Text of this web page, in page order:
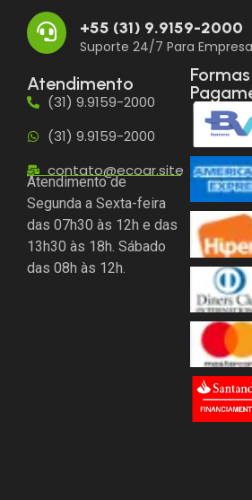
+55 (31) 9.9159-2000
Suporte 24/7 Para
Atendimento
(31) 9.9159-2000
(31) 9.9159-2000
contato@ecoar.site
Atendimento de
Segunda a Sexta-feira
das 07h30 às 12h e das
13h30 às 18h. Sábado
das 08h às 12h.